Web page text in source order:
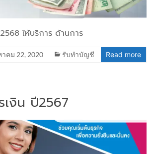
ให้บริการ ด้านการ
าคม 22, 2020 รับทำบัญชี Read more
งิน ปี2567